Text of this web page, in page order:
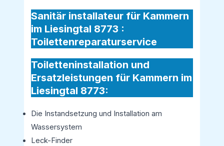
Sanitär installateur für Kammern
im Liesingtal 8773 :
Toilettenreparaturservice
Toiletteninstallation und
Ersatzleistungen für Kammern im
Liesingtal 8773:
Die Instandsetzung und Installation am
Wassersystem
Leck-Finder